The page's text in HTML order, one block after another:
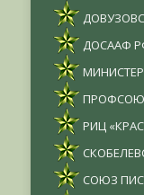
ДОСААФ
РИЦ
СОЮЗ